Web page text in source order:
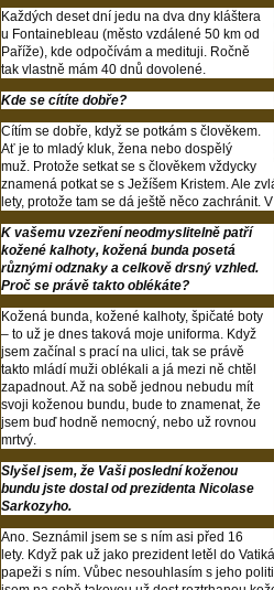
Každých deset dní jedu na dva dny kláštera
u Fontainebleau (město vzdálené 50 km od
Paříže), kde odpočívám a medituji. Ročně
tak vlastně mám 40 dnů dovolené.
Kde se cítíte dobře?
Cítím se dobře, když se potkám s člověkem.
Ať je to mladý kluk, žena nebo dospělý
muž. Protože setkat se s člověkem vždycky
znamená potkat se s Ježíšem Kristem. Ale
lety, protože tam se dá ještě něco zachránit.
K vašemu vzezření neodmyslitelně patří
kožené kalhoty, kožená bunda posetá
různými odznaky a celkově drsný vzhled.
Proč se právě takto oblékáte?
Kožená bunda, kožené kalhoty, špičaté boty
– to už je dnes taková moje uniforma. Když
jsem začínal s prací na ulici, tak se právě
takto mládí muži oblékali a já mezi ně chtěl
zapadnout. Až na sobě jednou nebudu mít
svoji koženou bundu, bude to znamenat, že
jsem buď hodně nemocný, nebo už rovnou
mrtvý.
Slyšel jsem, že Vaši poslední koženou
bundu jste dostal od prezidenta Nicolase
Sarkozyho.
Ano. Seznámil jsem se s ním asi před 16
lety. Když pak už jako prezident letěl do
papeži s ním. Vůbec nesouhlasím s jeho